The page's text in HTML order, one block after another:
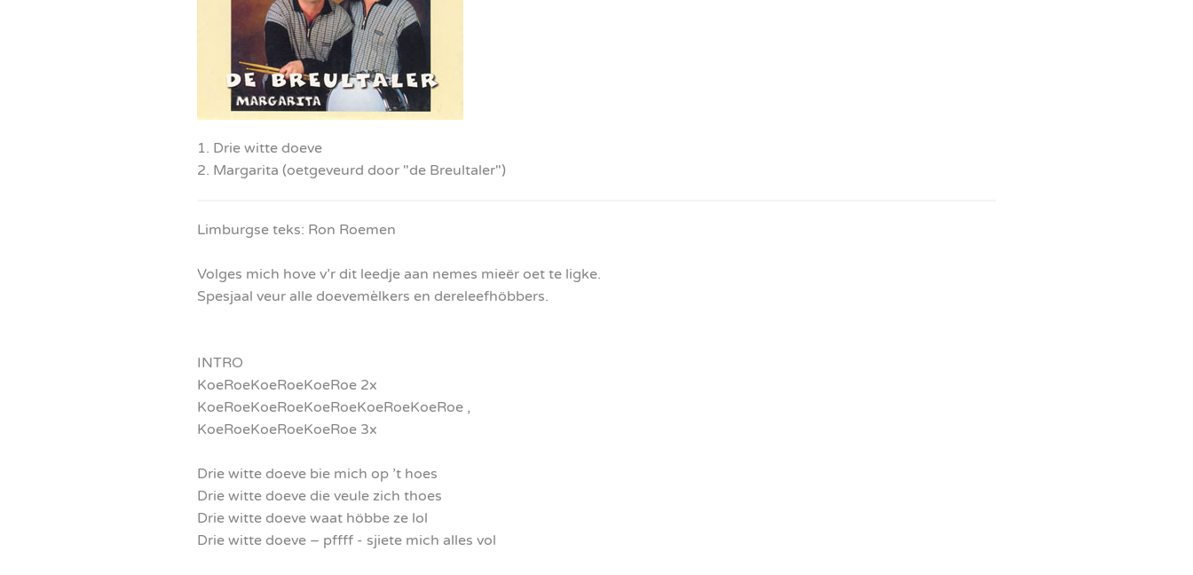
1. Drie witte doeve
2. Margarita (oetgeveurd door "de Breultaler")
Limburgse teks: Ron Roemen
Volges mich hove v’r dit leedje aan nemes mieër oet te ligke.
Spesjaal veur alle doevemèlkers en dereleefhöbbers.
INTRO
KoeRoeKoeRoeKoeRoe 2x
KoeRoeKoeRoeKoeRoeKoeRoeKoeRoe ,
KoeRoeKoeRoeKoeRoe 3x
Drie witte doeve bie mich op ’t hoes
Drie witte doeve die veule zich thoes
Drie witte doeve waat höbbe ze lol
Drie witte doeve – pffff - sjiete mich alles vol